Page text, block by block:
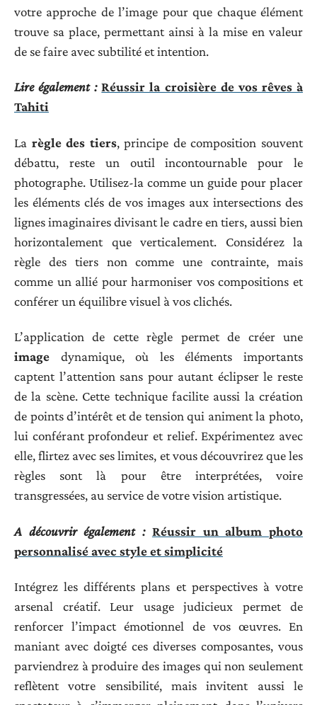
votre approche de l’image pour que chaque élément
trouve sa place, permettant ainsi à la mise en valeur
de se faire avec subtilité et intention.
Lire également : Réussir la croisière de vos rêves à
Tahiti
La règle des tiers, principe de composition souvent
débattu, reste un outil incontournable pour le
photographe. Utilisez-la comme un guide pour placer
les éléments clés de vos images aux intersections des
lignes imaginaires divisant le cadre en tiers, aussi bien
horizontalement que verticalement. Considérez la
règle des tiers non comme une contrainte, mais
comme un allié pour harmoniser vos compositions et
conférer un équilibre visuel à vos clichés.
L’application de cette règle permet de créer une
image dynamique, où les éléments importants
captent l’attention sans pour autant éclipser le reste
de la scène. Cette technique facilite aussi la création
de points d’intérêt et de tension qui animent la photo,
lui conférant profondeur et relief. Expérimentez avec
elle, flirtez avec ses limites, et vous découvrirez que les
règles sont là pour être interprétées, voire
transgressées, au service de votre vision artistique.
A découvrir également : Réussir un album photo
personnalisé avec style et simplicité
Intégrez les différents plans et perspectives à votre
arsenal créatif. Leur usage judicieux permet de
renforcer l’impact émotionnel de vos œuvres. En
maniant avec doigté ces diverses composantes, vous
parviendrez à produire des images qui non seulement
reflètent votre sensibilité, mais invitent aussi le